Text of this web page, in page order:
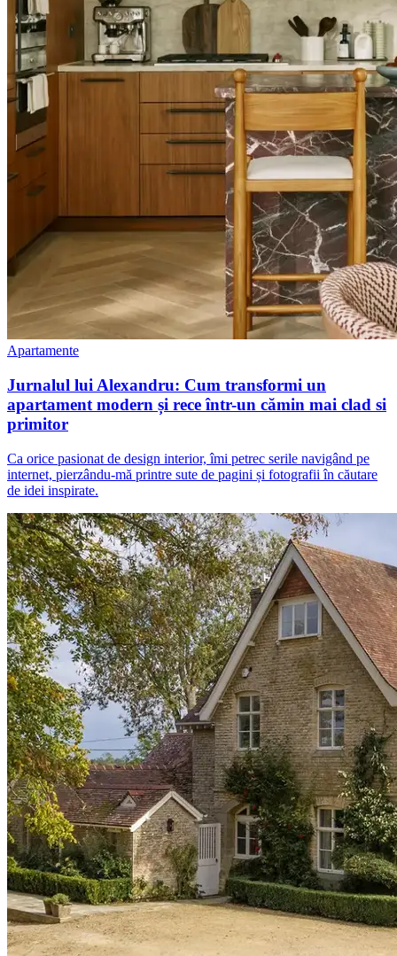
Apartamente
Jurnalul lui Alexandru: Cum transformi un
apartament modern și rece într-un cămin mai clad si
primitor
Ca orice pasionat de design interior, îmi petrec serile navigând pe
internet, pierzându-mă printre sute de pagini și fotografii în căutare
de idei inspirate.